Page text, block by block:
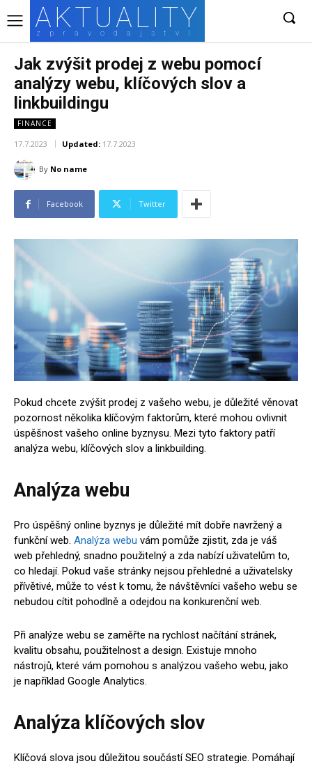
AKTUALITY
zpravodajství
Jak zvýšit prodej z webu pomocí
analýzy webu, klíčových slov a
linkbuildingu
FINANCE
17.7.2023 Updated: 17.7.2023
By No name
Facebook Twitter
Pokud chcete zvýšit prodej z vašeho webu, je důležité věnovat
pozornost několika klíčovým faktorům, které mohou ovlivnit
úspěšnost vašeho online byznysu. Mezi tyto faktory patří
analýza webu, klíčových slov a linkbuilding.
Analýza webu
Pro úspěšný online byznys je důležité mít dobře navržený a
funkční web. Analýza webu vám pomůže zjistit, zda je váš
web přehledný, snadno použitelný a zda nabízí uživatelům to,
co hledají. Pokud vaše stránky nejsou přehledné a uživatelsky
přívětivé, může to vést k tomu, že návštěvníci vašeho webu se
nebudou cítit pohodlně a odejdou na konkurenční web.
Při analýze webu se zaměřte na rychlost načítání stránek,
kvalitu obsahu, použitelnost a design. Existuje mnoho
nástrojů, které vám pomohou s analýzou vašeho webu, jako
je například Google Analytics.
Analýza klíčových slov
Klíčová slova jsou důležitou součástí SEO strategie. Pomáhají